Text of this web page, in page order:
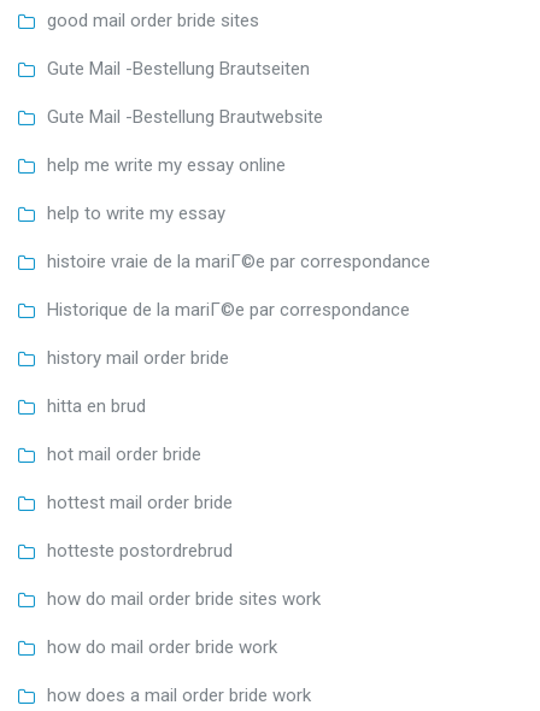
good mail order bride sites
Gute Mail -Bestellung Brautseiten
Gute Mail -Bestellung Brautwebsite
help me write my essay online
help to write my essay
histoire vraie de la mariГ©e par correspondance
Historique de la mariГ©e par correspondance
history mail order bride
hitta en brud
hot mail order bride
hottest mail order bride
hotteste postordrebrud
how do mail order bride sites work
how do mail order bride work
how does a mail order bride work